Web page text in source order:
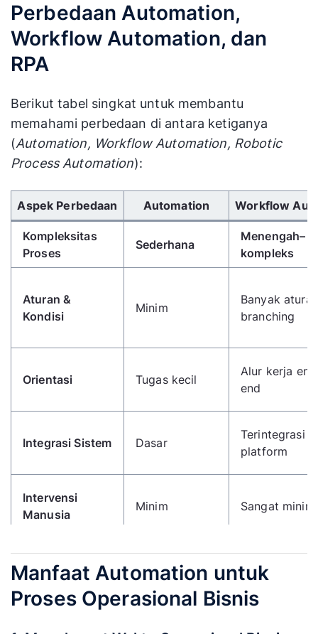
Perbedaan Automation,
Workflow Automation, dan
RPA
Berikut tabel singkat untuk membantu
memahami perbedaan di antara ketiganya
(Automation, Workflow Automation, Robotic
Process Automation):
Gunakan tombol panah kiri/kanan untuk
Aspek Perbedaan Automation Workflow
Kompleksitas
Proses
Sederhana
Menengah–
kompleks
Aturan &
Kondisi
Minim
Banyak
branching
Orientasi Tugas kecil
Alur kerja
end
Integrasi Sistem Dasar
Terintegrasi
platform
Intervensi
Manusia
Minim Sangat minim
Contoh
Implementasi
Autoresponder Routing tiket
Manfaat Automation untuk
Proses Operasional Bisnis